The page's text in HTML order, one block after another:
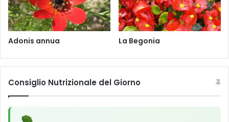
e
u
s
Adonis annua La Begonia
Consiglio Nutrizionale del Giorno